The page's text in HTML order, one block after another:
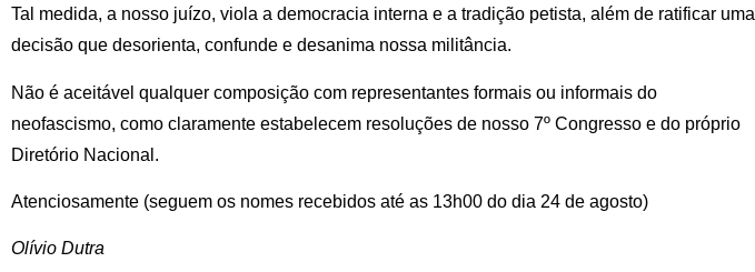
Tal medida, a nosso juízo, viola a democracia interna e a tradição petista, além de ratificar uma
decisão que desorienta, confunde e desanima nossa militância.
Não é aceitável qualquer composição com representantes formais ou informais do
neofascismo, como claramente estabelecem resoluções de nosso 7º Congresso e do próprio
Diretório Nacional.
Atenciosamente (seguem os nomes recebidos até as 13h00 do dia 24 de agosto)
Olívio Dutra